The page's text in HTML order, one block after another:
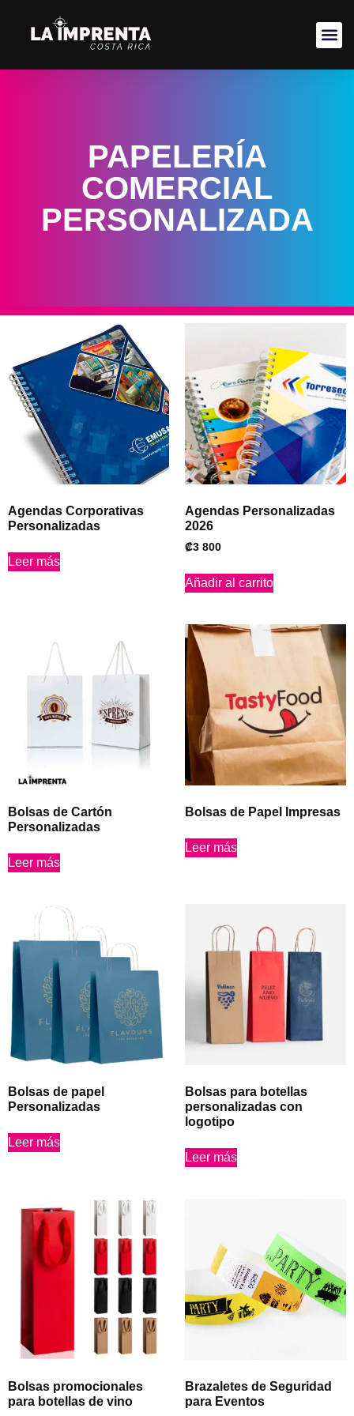
PAPELERÍA
COMERCIAL
PERSONALIZADA
Agendas Corporativas
Personalizadas
Leer más
Agendas Personalizadas
2026
₡3 800
Añadir al carrito
Bolsas de Cartón
Personalizadas
Leer más
Bolsas de Papel Impresas
Leer más
Bolsas de papel
Personalizadas
Leer más
Bolsas para botellas
personalizadas con
logotipo
Leer más
Bolsas promocionales
para botellas de vino
Brazaletes de Seguridad
para Eventos